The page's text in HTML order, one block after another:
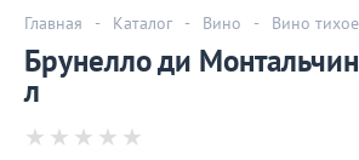
Главная - Каталог - Вино - Вино тихое
Брунелло ди
л